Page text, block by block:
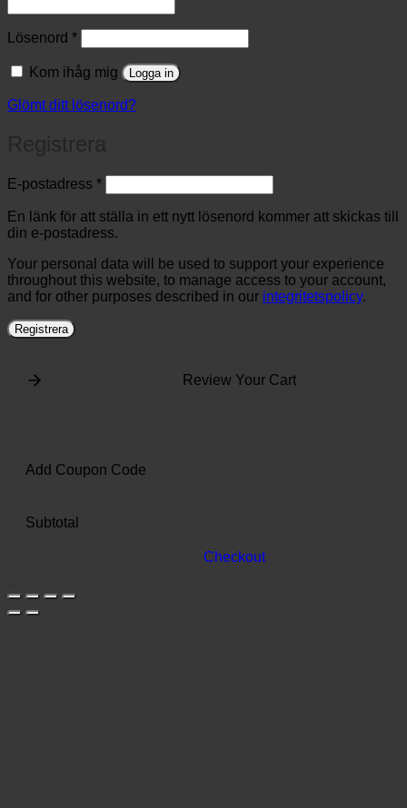
Lösenord *Obligatoriskt
Kom ihåg mig Logga in
Glömt ditt lösenord?
E-postadress *Obligatoriskt
En länk för att ställa in ett nytt lösenord kommer att skickas till
din e-postadress.
Your personal data will be used to support your experience
throughout this website, to manage access to your account,
and for other purposes described in our integritetspolicy.
Registrera
Review Your Cart
Add Coupon Code
Subtotal
Checkout